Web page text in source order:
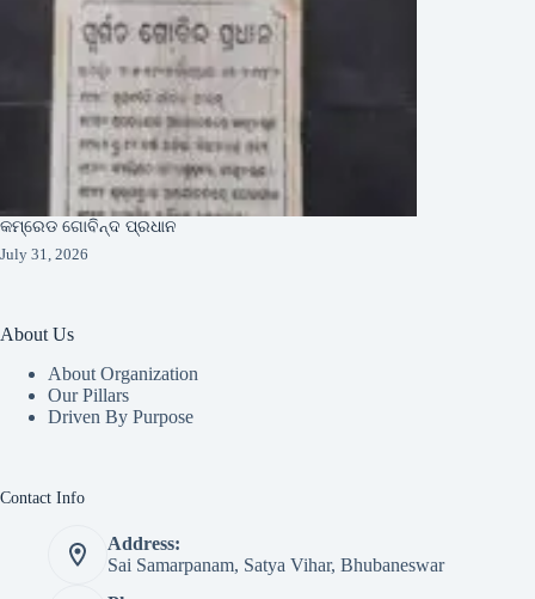
କମ୍ରେଡ ଗୋବିନ୍ଦ ପ୍ରଧାନ
July 31, 2026
About Us
About Organization
Our Pillars
Driven By Purpose​
Contact Info
Address:
Sai Samarpanam, Satya Vihar, Bhubaneswar